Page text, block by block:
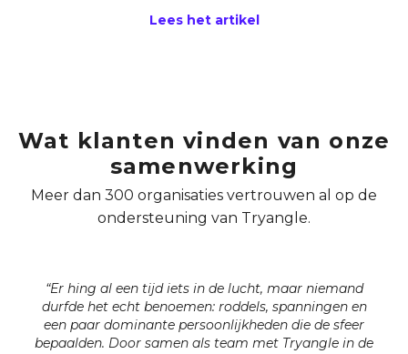
Lees het artikel
Wat klanten vinden van onze
samenwerking
Meer dan 300 organisaties vertrouwen al op de
ondersteuning van Tryangle.
“Er hing al een tijd iets in de lucht, maar niemand
durfde het echt benoemen: roddels, spanningen en
een paar dominante persoonlijkheden die de sfeer
bepaalden. Door samen als team met Tryangle in de